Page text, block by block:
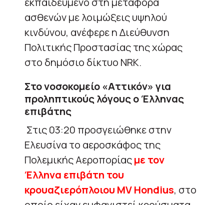
ασθενών με λοιμώξεις υψηλού
κινδύνου, ανέφερε η Διεύθυνση
Πολιτικής Προστασίας της χώρας
στο δημόσιο δίκτυο NRK.
Στο νοσοκομείο «Αττικόν» για
προληπτικούς λόγους ο Έλληνας
επιβάτης
Στις 03:20 προσγειώθηκε στην
Ελευσίνα το αεροσκάφος της
Πολεμικής Αεροπορίαςμε τον
Έλληνα επιβάτη του
κρουαζιερόπλοιου MV Hondius, στο